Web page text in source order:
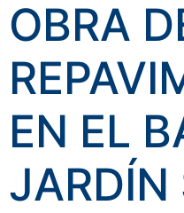
OBRA
EN EL
JARDÍN